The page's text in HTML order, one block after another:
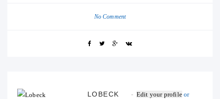
No Comment
LOBECK Edit your profileor